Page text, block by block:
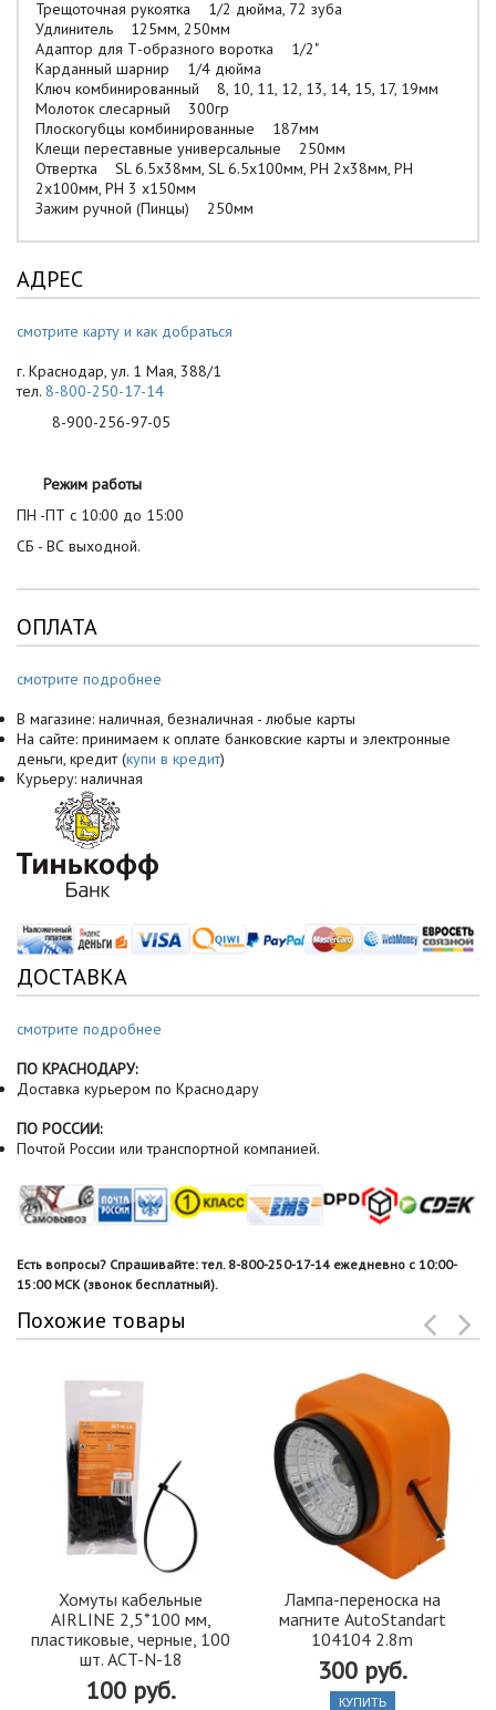
Трещоточная рукоятка 1/2 дюйма, 72 зуба
Удлинитель 125мм, 250мм
Адаптор для Т-образного воротка 1/2"
Карданный шарнир 1/4 дюйма
Ключ комбинированный 8, 10, 11, 12, 13, 14, 15, 17, 19мм
Молоток слесарный 300гр
Плоскогубцы комбинированные 187мм
Клещи переставные универсальные 250мм
Отвертка SL 6.5х38мм, SL 6.5х100мм, PH 2х38мм, PH
2х100мм, PH 3 х150мм
Зажим ручной (Пинцы) 250мм
АДРЕС
смотрите карту и как добраться
г. Краснодар, ул. 1 Мая, 388/1
тел. 8-800-250-17-14
8-900-256-97-05
Режим работы
ПН -ПТ с 10:00 до 15:00
СБ - ВС выходной.
ОПЛАТА
смотрите подробнее
В магазине: наличная, безналичная - любые карты
На сайте: принимаем к оплате банковские карты и электронные
деньги, кредит (купи в кредит)
Курьеру: наличная
ДОСТАВКА
смотрите подробнее
ПО КРАСНОДАРУ:
Доставка курьером по Краснодару
ПО РОССИИ:
Почтой России или транспортной компанией.
Есть вопросы? Спрашивайте: тел. 8-800-250-17-14 ежедневно с 10:00-
15:00 МСК (звонок бесплатный).
Похожие товары
Хомуты кабельные
AIRLINE 2,5*100 мм,
пластиковые, черные, 100
шт. ACT-N-18
100 руб.
Лампа-переноска на
магните AutoStandart
104104 2.8m
300 руб.
КУПИТЬ